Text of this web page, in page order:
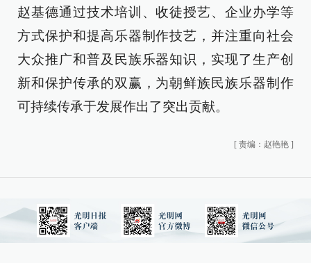
赵基德通过技术培训、收徒授艺、企业办学等
方式保护和提高乐器制作技艺，并注重向社会
大众推广和普及民族乐器知识，实现了生产创
新和保护传承的双赢，为朝鲜族民族乐器制作
可持续传承于发展作出了突出贡献。
[ 责编：赵艳艳 ]